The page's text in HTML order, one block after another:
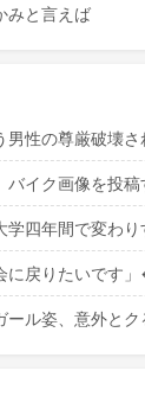
みと言えば
男性の尊厳破壊
バイク画像を投
学四年間で変わ
に戻りたいです
ール姿、意外と